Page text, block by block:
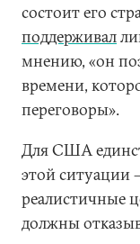
состоит его
поддерживал
мнению, «он
времени,
переговоры».
Для США
этой ситуации
реалистичные
должны